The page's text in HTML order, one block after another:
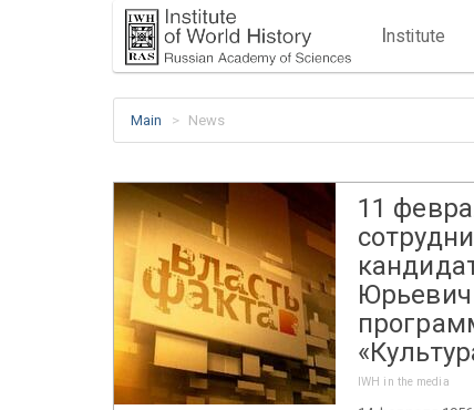
Institute
Main News
11
Юрьевич
IWH in the media